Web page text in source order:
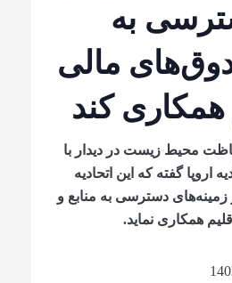
به
مالی
همکاری کند
محیط زیست در دیدار با
اروپا گفته که این اتحادیه
زمینه‌های دسترسی به منابع و
همکاری نماید.